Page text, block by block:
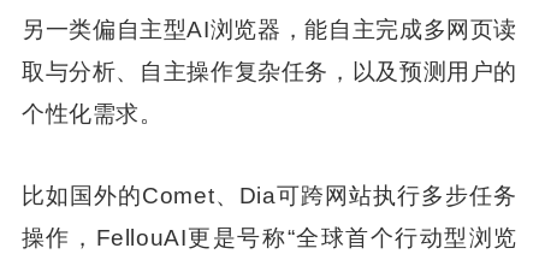
另一类偏自主型AI浏览器，能自主完成多网页读
取与分析、自主操作复杂任务，以及预测用户的
个性化需求。
比如国外的Comet、Dia可跨网站执行多步任务
操作，FellouAI更是号称“全球首个行动型浏览